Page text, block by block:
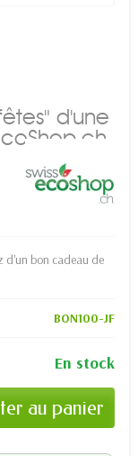
d'une
d'un bon cadeau de
BON100-JF
En stock
au panier